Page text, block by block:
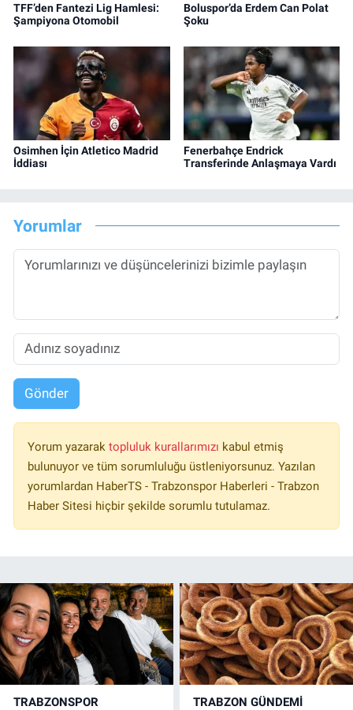
TFF’den Fantezi Lig Hamlesi:
Şampiyona Otomobil
Boluspor’da Erdem Can Polat
Şoku
Osimhen İçin Atletico Madrid
İddiası
Fenerbahçe Endrick
Transferinde Anlaşmaya Vardı
Yorumlar
Gönder
Yorum yazarak topluluk kurallarımızı kabul etmiş
bulunuyor ve tüm sorumluluğu üstleniyorsunuz. Yazılan
yorumlardan HaberTS - Trabzonspor Haberleri - Trabzon
Haber Sitesi hiçbir şekilde sorumlu tutulamaz.
TRABZONSPOR TRABZON GÜNDEMİ